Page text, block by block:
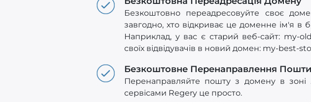
Безкоштовно переадресовуйте своє
завгодно, хто відкриває це доменне ім'я в
Наприклад, у вас є старий веб-сайт: my-
своїх відвідувачів в новий домен: my-best-
Безкоштовне Перенаправлення Пошти
Перенаправляйте пошту з домену в зоні
сервісами Regery це просто.